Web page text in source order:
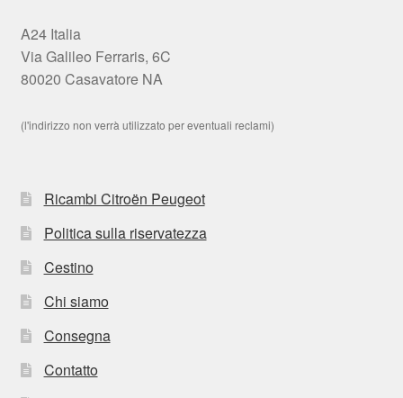
A24 Italia
Via Galileo Ferraris, 6C
80020 Casavatore NA
(l'indirizzo non verrà utilizzato per eventuali reclami)
Ricambi Citroën Peugeot
Politica sulla riservatezza
Cestino
Chi siamo
Consegna
Contatto